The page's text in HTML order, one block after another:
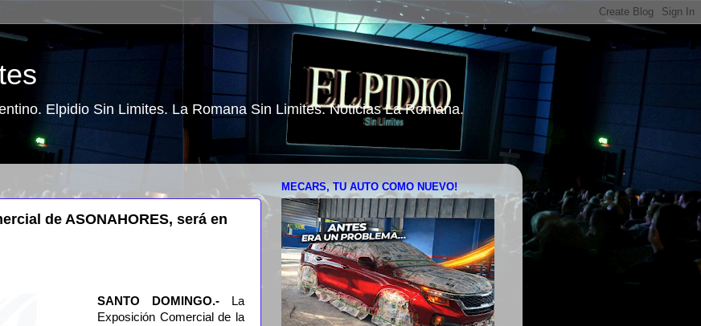
Elpidio Sin Limites. La Romana Sin Limites. Noticias La Romana.
de ASONAHORES, será en
SANTO DOMINGO.-
La
Exposición Comercial de la
MECARS, TU AUTO COMO NUEVO!